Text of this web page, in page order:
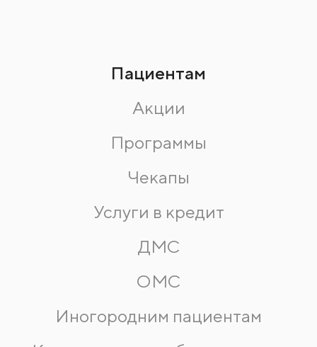
Пациентам
Акции
Программы
Чекапы
Услуги в кредит
ДМС
ОМС
Иногородним пациентам